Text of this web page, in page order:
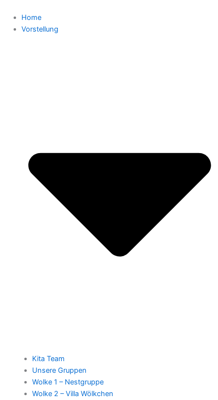
Inhalt
springen
Home
Vorstellung
Kita Team
Unsere Gruppen
Wolke 1 – Nestgruppe
Wolke 2 – Villa Wölkchen